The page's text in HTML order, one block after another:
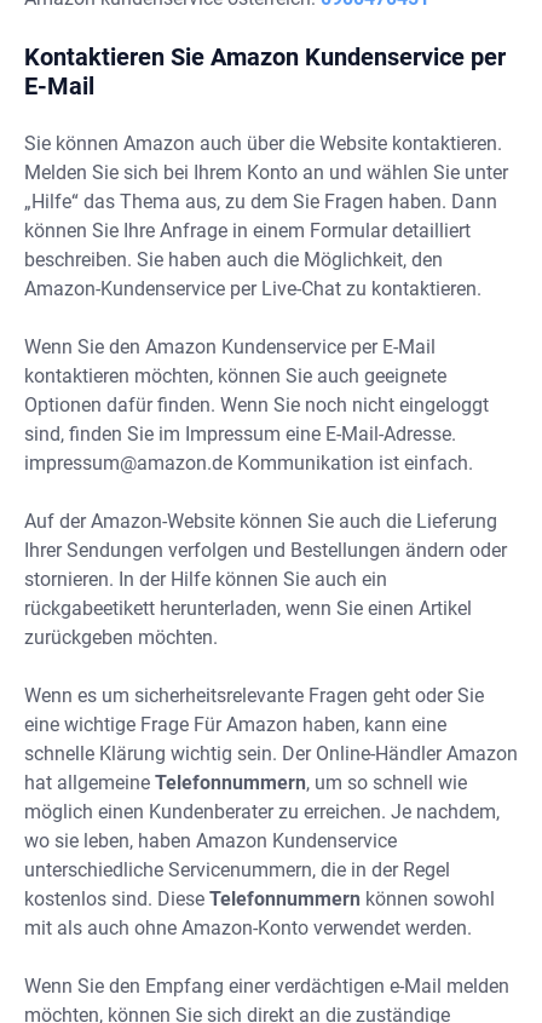
Kontaktieren Sie Amazon Kundenservice per
E-Mail
Sie können Amazon auch über die Website kontaktieren.
Melden Sie sich bei Ihrem Konto an und wählen Sie unter
„Hilfe“ das Thema aus, zu dem Sie Fragen haben. Dann
können Sie Ihre Anfrage in einem Formular detailliert
beschreiben. Sie haben auch die Möglichkeit, den
Amazon-Kundenservice per Live-Chat zu kontaktieren.
Wenn Sie den Amazon Kundenservice per E-Mail
kontaktieren möchten, können Sie auch geeignete
Optionen dafür finden. Wenn Sie noch nicht eingeloggt
sind, finden Sie im Impressum eine E-Mail-Adresse.
impressum@amazon.de Kommunikation ist einfach.
Auf der Amazon-Website können Sie auch die Lieferung
Ihrer Sendungen verfolgen und Bestellungen ändern oder
stornieren. In der Hilfe können Sie auch ein
rückgabeetikett herunterladen, wenn Sie einen Artikel
zurückgeben möchten.
Wenn es um sicherheitsrelevante Fragen geht oder Sie
eine wichtige Frage Für Amazon haben, kann eine
schnelle Klärung wichtig sein. Der Online-Händler Amazon
hat allgemeine Telefonnummern, um so schnell wie
möglich einen Kundenberater zu erreichen. Je nachdem,
wo sie leben, haben Amazon Kundenservice
unterschiedliche Servicenummern, die in der Regel
kostenlos sind. Diese Telefonnummern können sowohl
mit als auch ohne Amazon-Konto verwendet werden.
Wenn Sie den Empfang einer verdächtigen e-Mail melden
möchten, können Sie sich direkt an die zuständige